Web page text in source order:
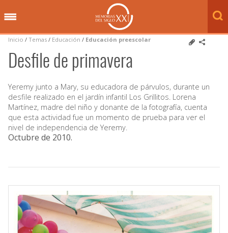
Inicio / Temas / Educación / Educación preescolar
Desfile de primavera
Yeremy junto a Mary, su educadora de párvulos, durante un
desfile realizado en el jardín infantil Los Grillitos. Lorena
Martínez, madre del niño y donante de la fotografía, cuenta
que esta actividad fue un momento de prueba para ver el
nivel de independencia de Yeremy.
Octubre de 2010.